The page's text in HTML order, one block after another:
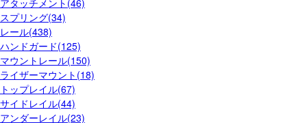
アタッチメント(46)
スプリング(34)
レール(438)
ハンドガード(125)
マウントレール(150)
ライザーマウント(18)
トップレイル(67)
サイドレイル(44)
アンダーレイル(23)